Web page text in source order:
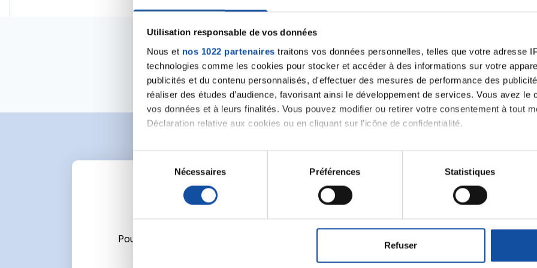
Utilisation responsable de vos données
Nous et nos 1022 partenaires traitons vos données personnelles, telles que votre adresse
technologies comme les cookies pour stocker et accéder à des informations sur votre
publicités et du contenu personnalisés, d'effectuer des mesures de performance des
réaliser des études d’audience, favorisant ainsi le développement de services. Vous avez le
vos données et à leurs finalités. Vous pouvez modifier ou retirer votre consentement à tout
Déclaration relative aux cookies ou en cliquant sur l'icône de confidentialité.
Si vous le permettez, nous aimerions également :
Collecter des informations sur votre localisation géographique qui peuvent être
digitales).
Pour en savoir plus sur le traitement de vos données personnelles et définir vos
. Vous pouvez modifier ou retirer votre consentement à tout moment à partir de la
i
Nécessaires Préférences Statistiques
Refuser
Ecrire un commentaire
Pour écrire un commentaire ou lancer une nouvelle discussion vous aurez besoin de vous